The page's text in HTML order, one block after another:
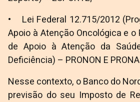
• Lei Federal 12.715/2012
Apoio à Atenção Oncológica e
de Apoio à Atenção da
Deficiência) – PRONON E
Nesse contexto, o Banco do
previsão do seu Imposto de